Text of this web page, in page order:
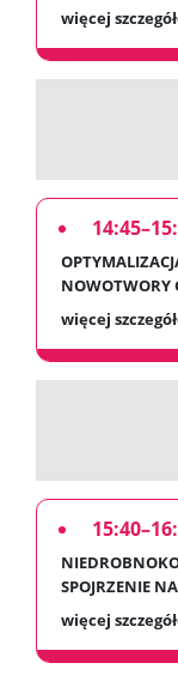
więcej
NOWOTWORY
więcej
SPOJRZENIE
więcej